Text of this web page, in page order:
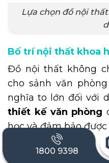
Lựa chọn đồ nội
Bố trí nội thất khoa
Đồ nội thất không
cho sảnh văn
nghĩa to lớn đối với
thiết kế văn phòng
học và đảm bảo
gian chung.
1800 9398